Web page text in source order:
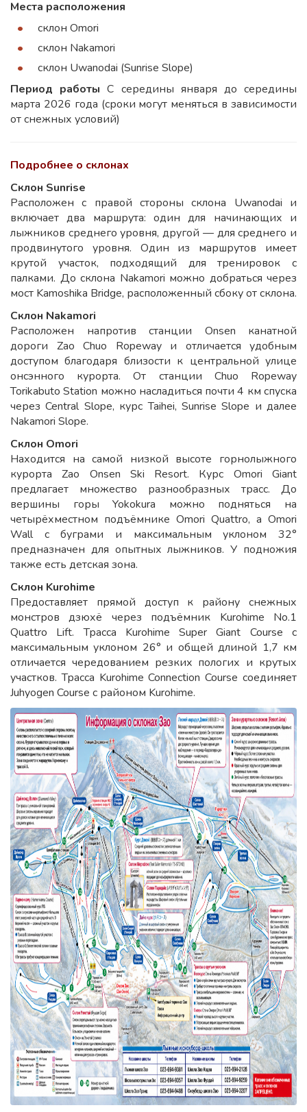
Места расположения
склон Omori
склон Nakamori
склон Uwanodai (Sunrise Slope)
Период работыС середины января до середины
марта 2026 года (сроки могут меняться в зависимости
от снежных условий)
Подробнее о склонах
Склон Sunrise
Расположен с правой стороны склона Uwanodai и
включает два маршрута: один для начинающих и
лыжников среднего уровня, другой — для среднего и
продвинутого уровня. Один из маршрутов имеет
крутой участок, подходящий для тренировок с
палками. До склона Nakamori можно добраться через
мост Kamoshika Bridge, расположенный сбоку от склона.
Склон Nakamori
Расположен напротив станции Onsen канатной
дороги Zao Chuo Ropeway и отличается удобным
доступом благодаря близости к центральной улице
онсэнного курорта. От станции Chuo Ropeway
Torikabuto Station можно насладиться почти 4 км спуска
через Central Slope, курс Taihei, Sunrise Slope и далее
Nakamori Slope.
Склон Omori
Находится на самой низкой высоте горнолыжного
курорта Zao Onsen Ski Resort. Курс Omori Giant
предлагает множество разнообразных трасс. До
вершины горы Yokokura можно подняться на
четырёхместном подъёмнике Omori Quattro, а Omori
Wall с буграми и максимальным уклоном 32°
предназначен для опытных лыжников. У подножия
также есть детская зона.
Склон Kurohime
Предоставляет прямой доступ к району снежных
монстров дзюхё через подъёмник Kurohime No.1
Quattro Lift. Трасса Kurohime Super Giant Course с
максимальным уклоном 26° и общей длиной 1,7 км
отличается чередованием резких пологих и крутых
участков. Трасса Kurohime Connection Course соединяет
Juhyogen Course с районом Kurohime.